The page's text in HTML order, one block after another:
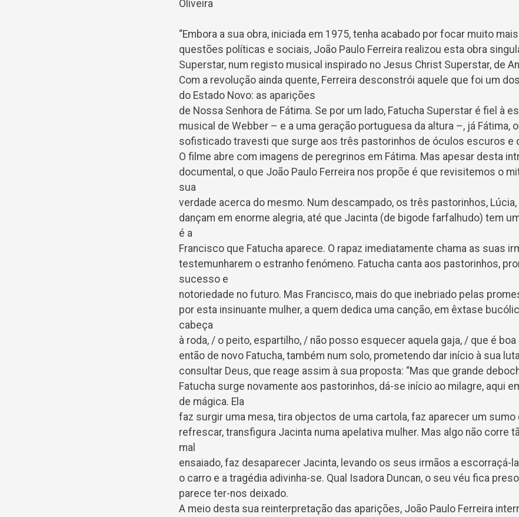
Oliveira
“Embora a sua obra, iniciada em 1975, tenha acabado por focar muito
questões políticas e sociais, João Paulo Ferreira realizou esta obra
Superstar, num registo musical inspirado no Jesus Christ Superstar, de
Com a revolução ainda quente, Ferreira desconstrói aquele que foi um
do Estado Novo: as aparições
de Nossa Senhora de Fátima. Se por um lado, Fatucha Superstar é fiel à
musical de Webber – e a uma geração portuguesa da altura –, já Fátima,
sofisticado travesti que surge aos três pastorinhos de óculos escuros e
O filme abre com imagens de peregrinos em Fátima. Mas apesar desta
documental, o que João Paulo Ferreira nos propõe é que revisitemos o
sua
verdade acerca do mesmo. Num descampado, os três pastorinhos,
dançam em enorme alegria, até que Jacinta (de bigode farfalhudo) tem
é a
Francisco que Fatucha aparece. O rapaz imediatamente chama as suas
testemunharem o estranho fenómeno. Fatucha canta aos pastorinhos,
sucesso e
notoriedade no futuro. Mas Francisco, mais do que inebriado pelas
por esta insinuante mulher, a quem dedica uma canção, em êxtase
cabeça
à roda, / o peito, espartilho, / não posso esquecer aquela gaja, / que é boa
então de novo Fatucha, também num solo, prometendo dar início à sua
consultar Deus, que reage assim à sua proposta: “Mas que grande
Fatucha surge novamente aos pastorinhos, dá-se início ao milagre, aqui
de mágica. Ela
faz surgir uma mesa, tira objectos de uma cartola, faz aparecer um sumo
refrescar, transfigura Jacinta numa apelativa mulher. Mas algo não corre
mal
ensaiado, faz desaparecer Jacinta, levando os seus irmãos a escorraçá-
o carro e a tragédia adivinha-se. Qual Isadora Duncan, o seu véu fica
parece ter-nos deixado.
A meio desta sua reinterpretação das aparições, João Paulo Ferreira